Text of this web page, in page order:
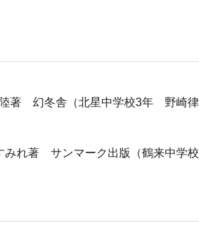
著 幻冬舎（北星中学校3年 野崎律
みれ著 サンマーク出版（鶴来中学